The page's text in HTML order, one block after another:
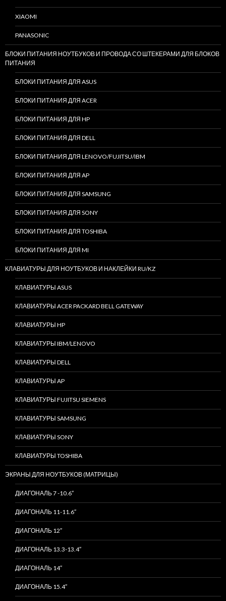
XIAOMI
PANASONIC
БЛОКИ ПИТАНИЯ НОУТБУКОВ И ПРОВОДА СО ШТЕКЕРАМИ ДЛЯ БЛОКОВ
ПИТАНИЯ
БЛОКИ ПИТАНИЯ ДЛЯ ASUS
БЛОКИ ПИТАНИЯ ДЛЯ ACER
БЛОКИ ПИТАНИЯ ДЛЯ HP
БЛОКИ ПИТАНИЯ ДЛЯ DELL
БЛОКИ ПИТАНИЯ ДЛЯ LENOVO/FUJITSU/IBM
БЛОКИ ПИТАНИЯ ДЛЯ AP
БЛОКИ ПИТАНИЯ ДЛЯ SAMSUNG
БЛОКИ ПИТАНИЯ ДЛЯ SONY
БЛОКИ ПИТАНИЯ ДЛЯ TOSHIBA
БЛОКИ ПИТАНИЯ ДЛЯ MI
КЛАВИАТУРЫ ДЛЯ НОУТБУКОВ И НАКЛЕЙКИ RU/KZ
КЛАВИАТУРЫ ASUS
КЛАВИАТУРЫ ACER PACKARD BELL GATEWAY
КЛАВИАТУРЫ HP
КЛАВИАТУРЫ IBM/LENOVO
КЛАВИАТУРЫ DELL
КЛАВИАТУРЫ AP
КЛАВИАТУРЫ FUJITSU SIEMENS
КЛАВИАТУРЫ SAMSUNG
КЛАВИАТУРЫ SONY
КЛАВИАТУРЫ TOSHIBA
ЭКРАНЫ ДЛЯ НОУТБУКОВ (МАТРИЦЫ)
ДИАГОНАЛЬ 7 -10.6″
ДИАГОНАЛЬ 11-11.6″
ДИАГОНАЛЬ 12″
ДИАГОНАЛЬ 13.3-13.4″
ДИАГОНАЛЬ 14″
ДИАГОНАЛЬ 15.4″